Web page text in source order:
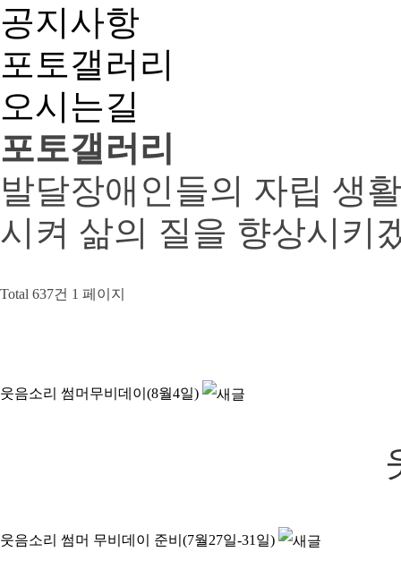
공지사항
포토갤러리
오시는길
포토갤러리
발달장애인들의 자립 생
시켜 삶의 질을 향상시키
Total 637건 1 페이지
웃음소리 썸머무비데이(8월4일)
웃음소리 썸머 무비데이 준비(7월27일-31일)